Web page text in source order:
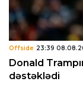
Offside 23:39
Donald
dəstəklədi